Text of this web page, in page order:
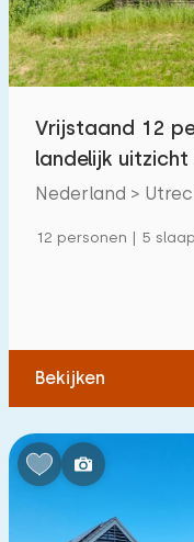
Afstanden
Tot zee(max. aantal
Tot bos(max. aantal
1 2
Tot openbaar vervoer
Vrijstaand 12
landelijk
Heuvelrug
Nederland >
12 personen | 5
Bekijken